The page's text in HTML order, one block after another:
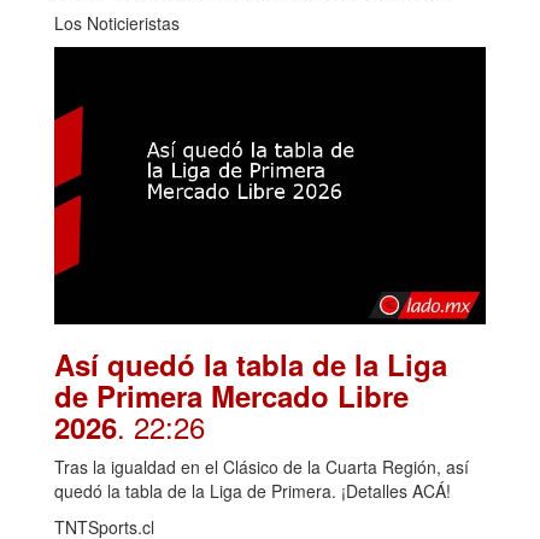
Los Noticieristas
Así quedó la tabla de la Liga
de Primera Mercado Libre
2026. 22:26
Tras la igualdad en el Clásico de la Cuarta Región, así
quedó la tabla de la Liga de Primera. ¡Detalles ACÁ!
TNTSports.cl